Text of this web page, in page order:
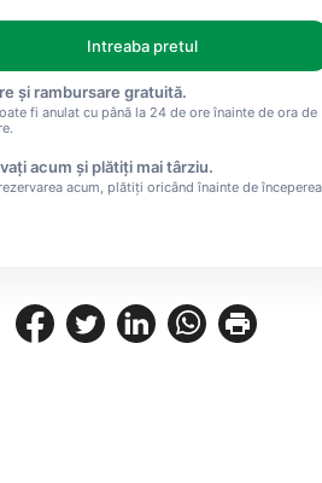
Intreaba pretul
și rambursare gratuită.
fi anulat cu până la 24 de ore înainte de ora de
acum și plătiți mai târziu.
acum, plătiți oricând înainte de începerea